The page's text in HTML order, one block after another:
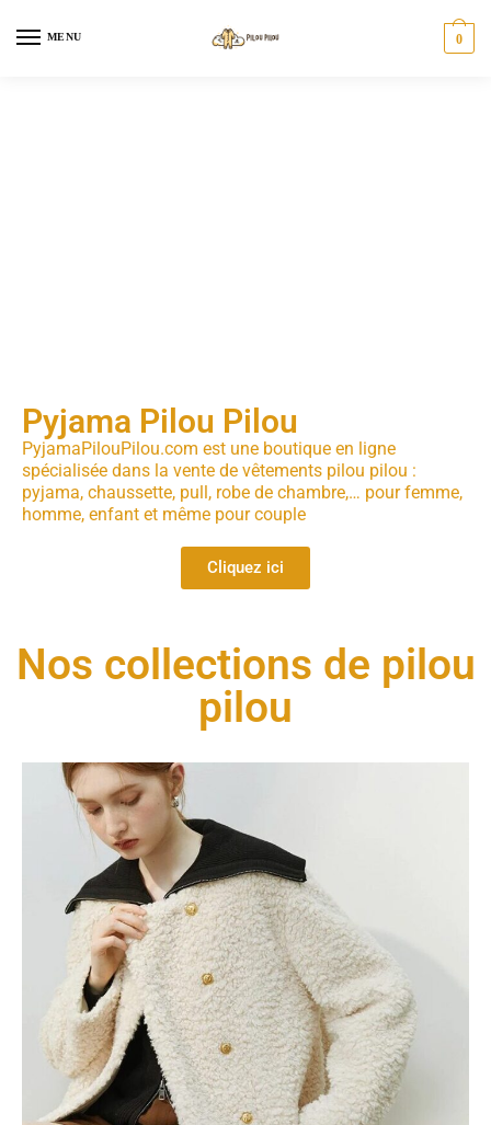
MENU 0
Pyjama Pilou Pilou
PyjamaPilouPilou.com est une boutique en ligne
spécialisée dans la vente de vêtements pilou pilou :
pyjama, chaussette, pull, robe de chambre,… pour femme,
homme, enfant et même pour couple
Cliquez ici
Nos collections de pilou
pilou